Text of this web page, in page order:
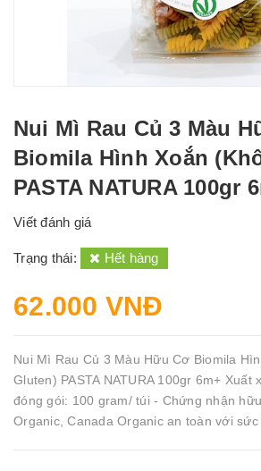
Nui Mì Rau Củ 3 Màu
Biomila Hình Xoắn
PASTA NATURA 100gr
Viết đánh giá
Trạng thái: Hết hàng
62.000 VNĐ
Nui Mì Rau Củ 3 Màu Hữu Cơ Biomila
Gluten) PASTA NATURA 100gr 6m+ Xuất
đóng gói: 100 gram/ túi - Chứng nhận
Organic, Canada Organic an toàn với sức